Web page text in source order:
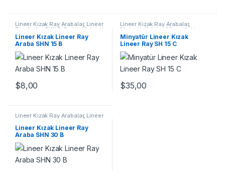
Lineer Kızak Ray Arabalar, Lineer
Ray Araba SHN B Serisi Mekanik
Ürünler
Lineer Kızak Lineer Ray
Araba SHN 15 B
$8,00
Lineer Kızak Ray Arabalar,
Mekanik Ürünler Minyatür Lineer
Kızak Lineer Ray SH Serisi
Minyatür Lineer Kızak
Lineer Ray SH 15 C
$35,00
Lineer Kızak Ray Arabalar, Lineer
Ray Araba SHN B Serisi Mekanik
Ürünler
Lineer Kızak Lineer Ray
Araba SHN 30 B